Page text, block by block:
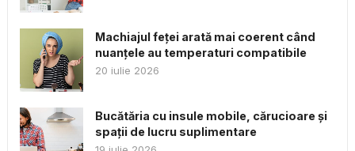
Machiajul feței arată mai coerent când
nuanțele au temperaturi compatibile
20 iulie 2026
Bucătăria cu insule mobile, cărucioare și
spații de lucru suplimentare